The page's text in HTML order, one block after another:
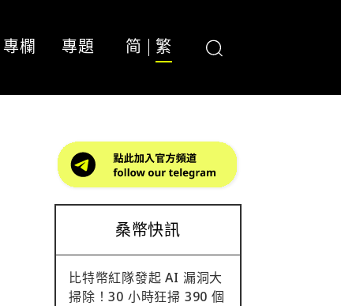
專欄 專題 简 繁
桑幣快訊
比特幣紅隊發起 AI 漏洞大
掃除！30 小時狂掃 390 個